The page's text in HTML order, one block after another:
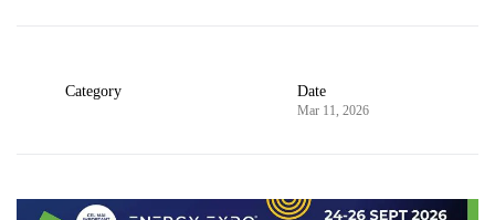
Category Date
Mar 11, 2026